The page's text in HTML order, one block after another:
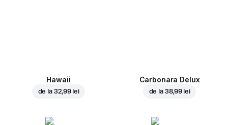
Hawaii
de la 32,99 lei
Carbonara Delux
de la 38,99 lei